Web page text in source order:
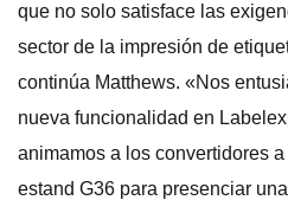
que no solo satisface las
sector de la impresión de
continúa Matthews. «Nos
nueva funcionalidad en
animamos a los convertidores
estand G36 para presenciar